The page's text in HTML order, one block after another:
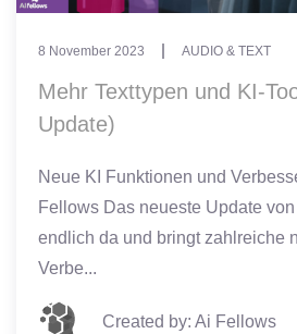
8 November 2023 AUDIO & TEXT
Mehr Texttypen und KI-
Update)
Neue KI Funktionen und
Fellows Das neueste Update
endlich da und bringt zahlreiche
Verbe...
Created by: Ai Fellows